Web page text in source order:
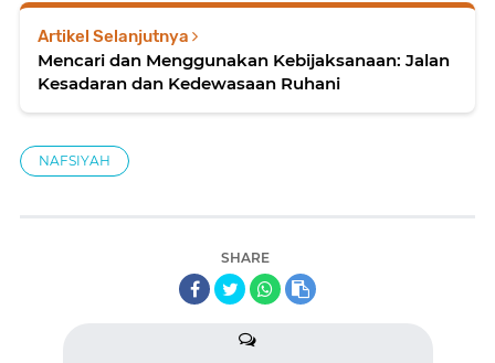
Artikel Selanjutnya
Mencari dan Menggunakan Kebijaksanaan: Jalan
Kesadaran dan Kedewasaan Ruhani
NAFSIYAH
SHARE